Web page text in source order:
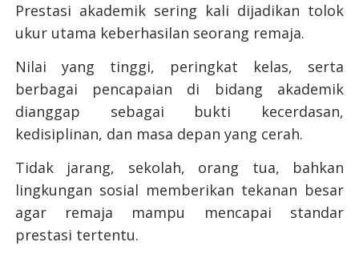
Prestasi akademik sering kali dijadikan tolok
ukur utama keberhasilan seorang remaja.
Nilai yang tinggi, peringkat kelas, serta
berbagai pencapaian di bidang akademik
dianggap sebagai bukti kecerdasan,
kedisiplinan, dan masa depan yang cerah.
Tidak jarang, sekolah, orang tua, bahkan
lingkungan sosial memberikan tekanan besar
agar remaja mampu mencapai standar
prestasi tertentu.